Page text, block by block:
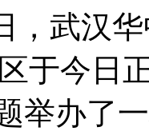
，武汉
于今日
举办了